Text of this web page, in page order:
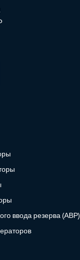
ввода резерва (АВР)